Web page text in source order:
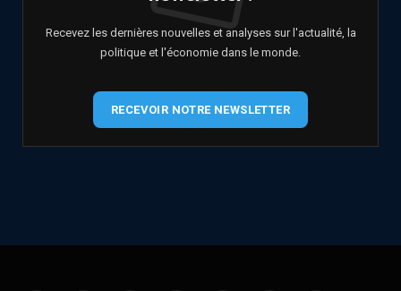
Recevez les dernières nouvelles et analyses sur l'actualité, la
politique et l'économie dans le monde.
RECEVOIR NOTRE NEWSLETTER